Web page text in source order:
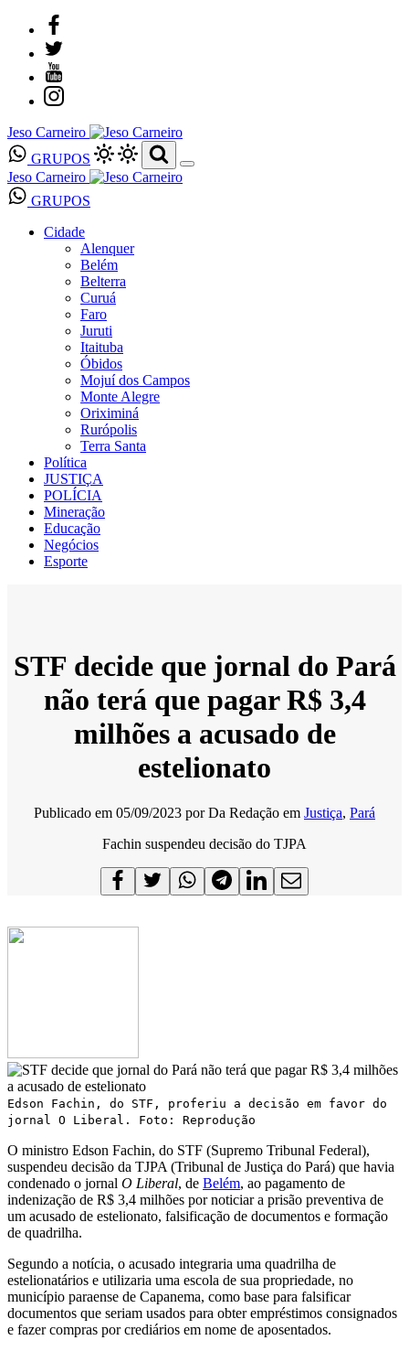
Jeso Carneiro
GRUPOS
Jeso Carneiro
GRUPOS
Cidade
Alenquer
Belém
Belterra
Curuá
Faro
Juruti
Itaituba
Óbidos
Mojuí dos Campos
Monte Alegre
Oriximiná
Rurópolis
Terra Santa
Política
JUSTIÇA
POLÍCIA
Mineração
Educação
Negócios
Esporte
STF decide que jornal do Pará
não terá que pagar R$ 3,4
milhões a acusado de
estelionato
Publicado em 05/09/2023 porDa Redação em Justiça, Pará
Fachin suspendeu decisão do TJPA
Edson Fachin, do STF, proferiu a decisão em favor do
jornal O Liberal. Foto: Reprodução
O ministro Edson Fachin, do STF (Supremo Tribunal Federal),
suspendeu decisão da TJPA (Tribunal de Justiça do Pará) que havia
condenado o jornal O Liberal, de Belém, ao pagamento de
indenização de R$ 3,4 milhões por noticiar a prisão preventiva de
um acusado de estelionato, falsificação de documentos e formação
de quadrilha.
Segundo a notícia, o acusado integraria uma quadrilha de
estelionatários e utilizaria uma escola de sua propriedade, no
município paraense de Capanema, como base para falsificar
documentos que seriam usados para obter empréstimos consignados
e fazer compras por crediários em nome de aposentados.